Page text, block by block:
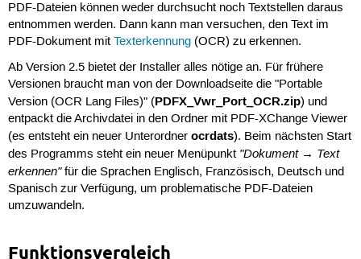
PDF-Dateien können weder durchsucht noch Textstellen daraus
entnommen werden. Dann kann man versuchen, den Text im
PDF-Dokument mit Texterkennung(OCR) zu erkennen.
Ab Version 2.5 bietet der Installer alles nötige an. Für frühere
Versionen braucht man von der Downloadseite die "Portable
Version (OCR Lang Files)" (PDFX_Vwr_Port_OCR.zip) und
entpackt die Archivdatei in den Ordner mit PDF-XChange Viewer
(es entsteht ein neuer Unterordner ocrdats). Beim nächsten Start
des Programms steht ein neuer Menüpunkt "Dokument → Text
erkennen"für die Sprachen Englisch, Französisch, Deutsch und
Spanisch zur Verfügung, um problematische PDF-Dateien
umzuwandeln.
Funktionsvergleich